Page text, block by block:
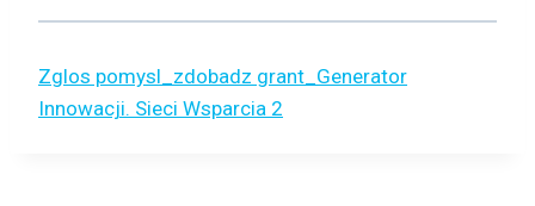
Zglos pomysl_zdobadz grant_Generator
Innowacji. Sieci Wsparcia 2